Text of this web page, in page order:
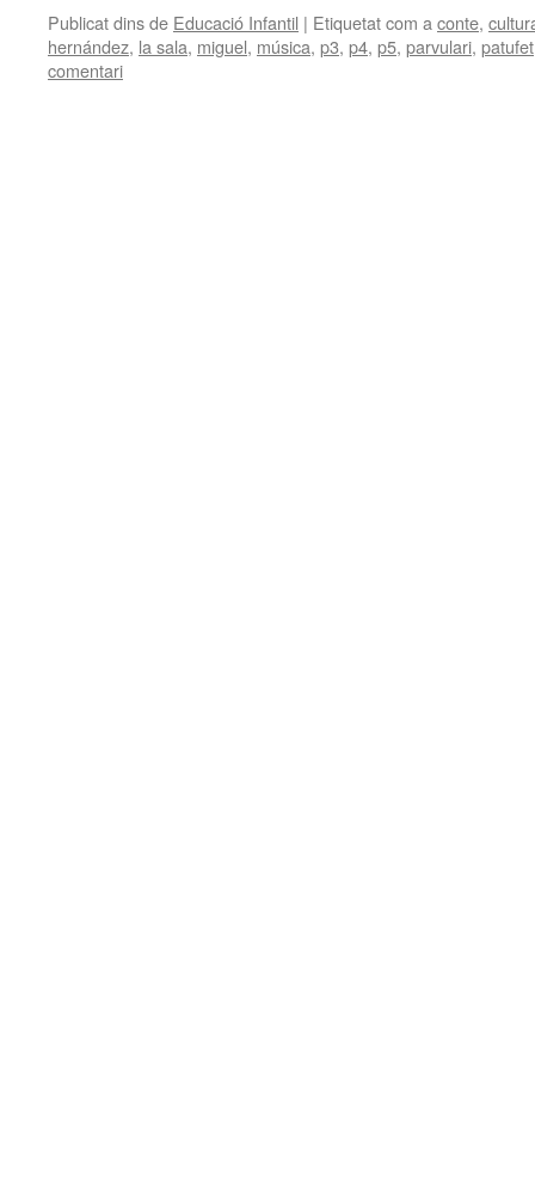
Publicat dins de Educació Infantil | Etiquetat com a conte,
hernández, la sala, miguel, música, p3, p4, p5, parvulari, patufet
comentari